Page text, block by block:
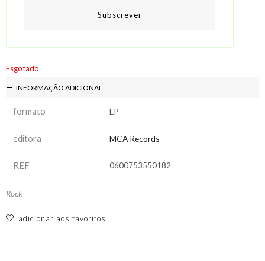
Subscrever
Esgotado
INFORMAÇÃO ADICIONAL
formato LP
editora MCA Records
REF 0600753550182
Rock
adicionar aos favoritos